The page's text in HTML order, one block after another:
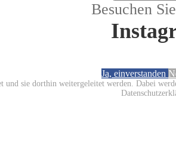
Besuchen
Ja, einverstanden
und sie dorthin weitergeleitet werden. Dabei